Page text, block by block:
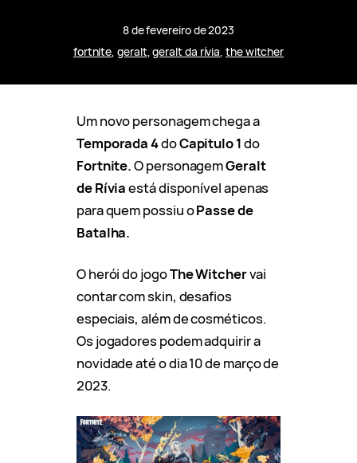
8 de fevereiro de 2023
fortnite, geralt, geralt da rívia, the witcher
Um novo personagem chega a
Temporada 4doCapitulo 1do
Fortnite.O personagemGeralt
de Ríviaestá disponível apenas
para quem possiu oPasse de
Batalha.
O herói do jogoThe Witchervai
contar com skin, desafios
especiais, além de cosméticos.
Os jogadores podem adquirir a
novidade até o dia 10 de março de
2023.